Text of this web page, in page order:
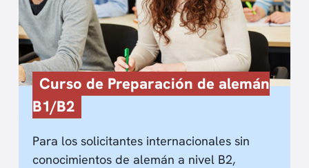
Curso de Preparación de alemán
B1/B2
Para los solicitantes internacionales sin
conocimientos de alemán a nivel B2,